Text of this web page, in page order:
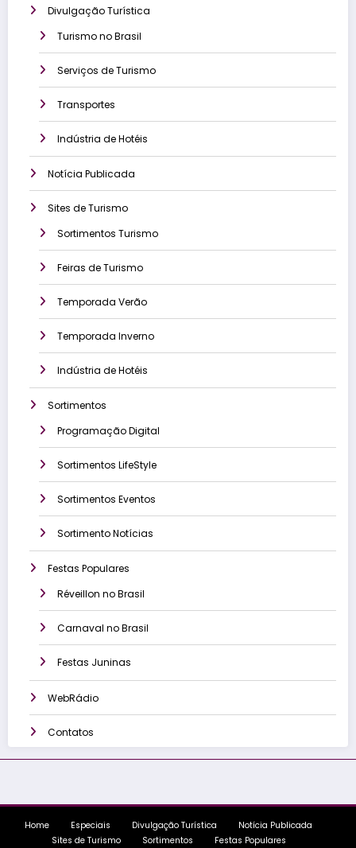
Divulgação Turística
Turismo no Brasil
Serviços de Turismo
Transportes
Indústria de Hotéis
Notícia Publicada
Sites de Turismo
Sortimentos Turismo
Feiras de Turismo
Temporada Verão
Temporada Inverno
Indústria de Hotéis
Sortimentos
Programação Digital
Sortimentos LifeStyle
Sortimentos Eventos
Sortimento Notícias
Festas Populares
Réveillon no Brasil
Carnaval no Brasil
Festas Juninas
WebRádio
Contatos
Home Especiais Divulgação Turística
Notícia Publicada
Sites de Turismo
Sortimentos Festas Populares